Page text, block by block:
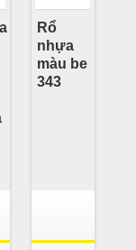
Rổ
nhựa
màu be
343